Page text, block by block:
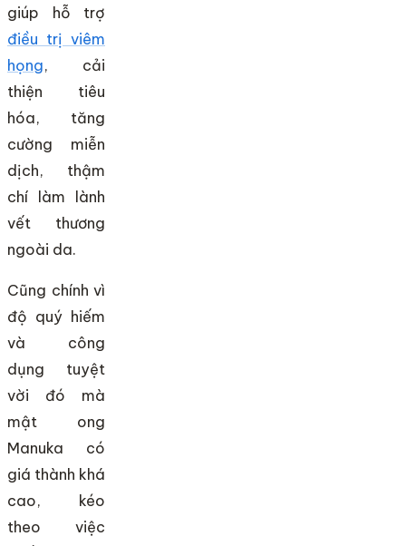
giúp hỗ trợ
điều trị viêm
họng, cải
thiện tiêu
hóa, tăng
cường miễn
dịch, thậm
chí làm lành
vết thương
ngoài da.
Cũng chính vì
độ quý hiếm
và công
dụng tuyệt
vời đó mà
mật ong
Manuka có
giá thành khá
cao, kéo
theo việc